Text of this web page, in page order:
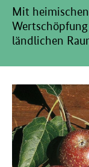
Mit
ländlichen